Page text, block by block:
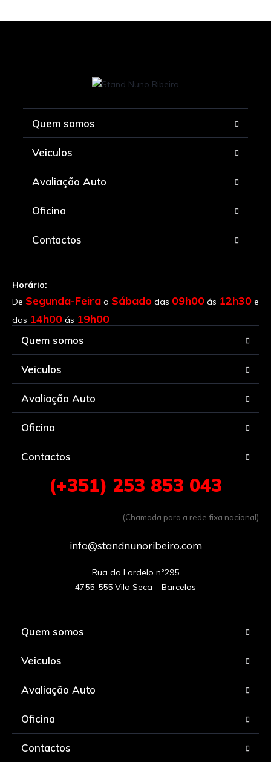
Quem somos
Veiculos
Avaliação Auto
Oficina
Contactos
Horário:
De Segunda-Feira a Sábado das 09h00 ás 12h30 e
das 14h00 ás 19h00
Quem somos
Veiculos
Avaliação Auto
Oficina
Contactos
(+351) 253 853 043
(Chamada para a rede fixa nacional)
info@standnunoribeiro.com
Rua do Lordelo nº295
Quem somos
Veiculos
Avaliação Auto
Oficina
Contactos